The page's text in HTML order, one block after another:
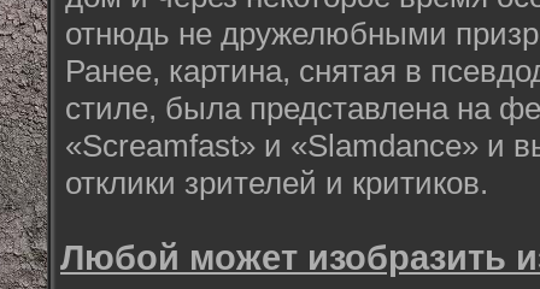
отнюдь не дружелюбными
Ранее, картина, снятая в
стиле, была представлена на
«Screamfast» и «Slamdance» и
отклики зрителей и критиков.
Любой может изобразить